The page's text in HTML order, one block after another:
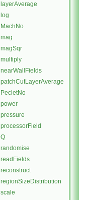
layerAverage
log
MachNo
mag
magSqr
multiply
nearWallFields
patchCutLayerAverage
PecletNo
power
pressure
processorField
Q
randomise
readFields
reconstruct
regionSizeDistribution
scale